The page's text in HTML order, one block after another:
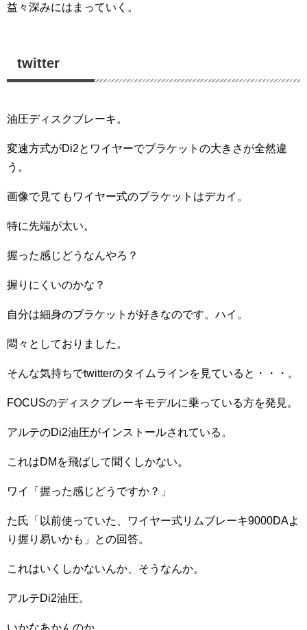
益々深みにはまっていく。
twitter
油圧ディスクブレーキ。
変速方式がDi2とワイヤーでブラケットの大きさが全然違
う。
画像で見てもワイヤー式のブラケットはデカイ。
特に先端が太い。
握った感じどうなんやろ？
握りにくいのかな？
自分は細身のブラケットが好きなのです。ハイ。
悶々としておりました。
そんな気持ちでtwitterのタイムラインを見ていると・・・。
FOCUSのディスクブレーキモデルに乗っている方を発見。
アルテのDi2油圧がインストールされている。
これはDMを飛ばして聞くしかない。
ワイ「握った感じどうですか？」
た氏「以前使っていた、ワイヤー式リムブレーキ9000DAよ
り握り易いかも」との回答。
これはいくしかないんか、そうなんか。
アルテDi2油圧。
いかなあかんのか。